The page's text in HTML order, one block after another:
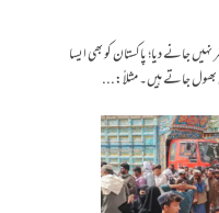
جانے دیا؛ پاکستان کو بھی ایسا
بھول جاتے ہیں۔ مثلاً:...